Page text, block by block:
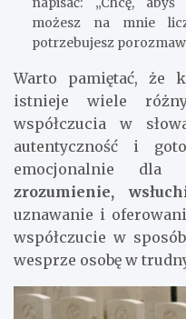
możesz na mnie
potrzebujesz
Warto pamiętać, że
istnieje wiele
współczucia w
autentyczność i
emocjonalnie dla
zrozumienie,
uznawanie i
współczucie w
wesprze osobę w